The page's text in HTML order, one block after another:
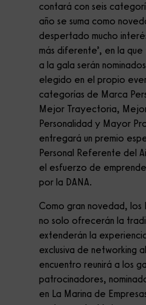
contará con seis
año se suma como
despertado mucho
más diferente’, en la
a la gala serán
elegido en el propio
categorías de Marca
Mejor Trayectoria,
Personalidad y Mayor
entregará un premio
Personal Referente del
el esfuerzo de
por la DANA.
Como gran novedad, los
no solo ofrecerán la
extenderán la
exclusiva de networking
encuentro reunirá a los
patrocinadores,
en La Marina de